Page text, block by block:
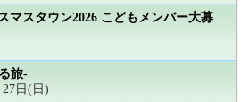
マスタウン2026 こどもメンバー大募
旅-
日(日)